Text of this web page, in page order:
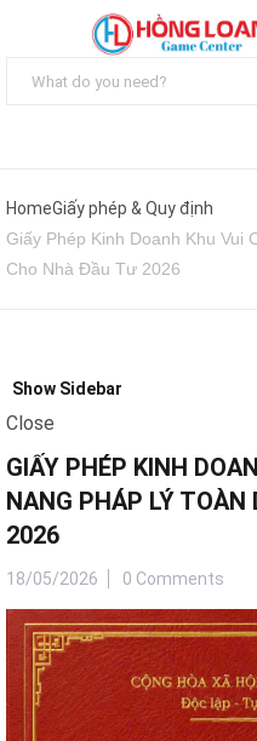
HomeGiấy phép & Quy định
Giấy Phép Kinh Doanh Khu Vui
Cho Nhà Đầu Tư 2026
Show Sidebar
Close
GIẤY PHÉP KINH
NANG PHÁP LÝ
2026
18/05/2026 0 Comments